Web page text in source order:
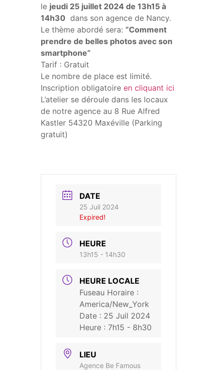
le jeudi 25 juillet 2024 de 13h15 à
14h30 dans son agence de Nancy.
Le thème abordé sera: “Comment
prendre de belles photos avec son
smartphone“
Tarif : Gratuit
Le nombre de place est limité.
Inscription obligatoire en cliquant ici
L’atelier se déroule dans les locaux
de notre agence au 8 Rue Alfred
Kastler 54320 Maxéville (Parking
gratuit)
DATE
25 Juil 2024
Expired!
HEURE
13h15 - 14h30
HEURE LOCALE
Fuseau Horaire :
America/New_York
Date : 25 Juil 2024
Heure : 7h15 - 8h30
LIEU
Agence Be Famous